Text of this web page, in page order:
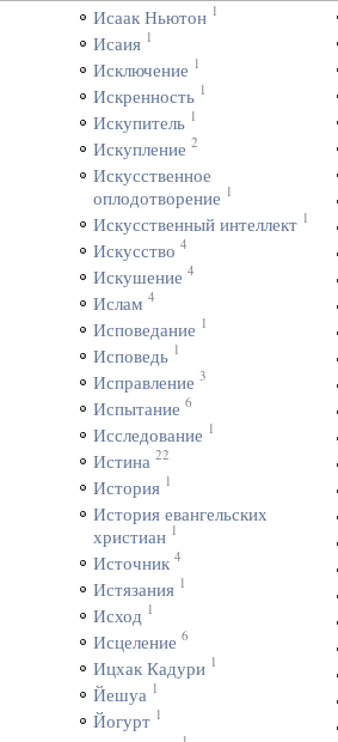
Исаак Ньютон 1
Исаия 1
Исключение 1
Искренность 1
Искупитель 1
Искупление 2
Искусственное
оплодотворение 1
Искусственный интеллект 1
Искусство 4
Искушение 4
Ислам 4
Исповедание 1
Исповедь 1
Исправление 3
Испытание 6
Исследование 1
Истина 22
История 1
История евангельских
христиан 1
Источник 4
Истязания 1
Исход 1
Исцеление 6
Ицхак Кадури 1
Йешуа 1
Йогурт 1